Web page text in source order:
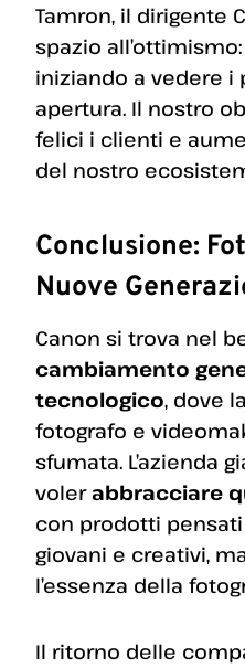
Tamron, il dirigente
spazio
iniziando a vedere i
apertura. Il nostro
felici i clienti e
del nostro
Conclusione:
Nuove
Canon si trova nel
cambiamento
tecnologico, dove
fotografo e
sfumata. L’azienda
volerabbracciare
con prodotti
giovani e creativi,
l’essenza della
Il ritorno delle